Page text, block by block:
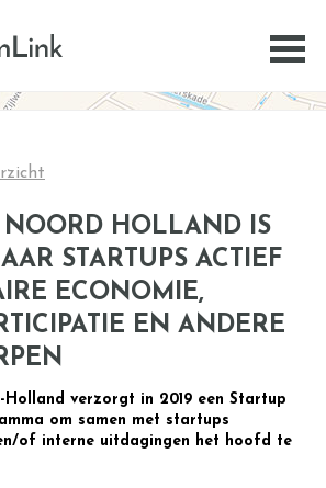
NOORD HOLLAND IS
STARTUPS ACTIEF
ECONOMIE,
EN ANDERE
Holland verzorgt in 2019 een Startup
om samen met startups
of interne uitdagingen het hoofd te